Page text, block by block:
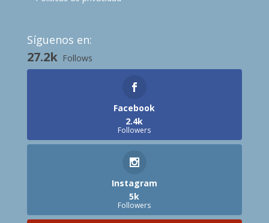
Síguenos en:
27.2k Follows
Facebook
2.4k
Followers
Instagram
5k
Followers